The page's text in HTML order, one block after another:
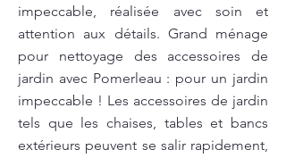
impeccable, réalisée avec soin et
attention aux détails. Grand ménage
pour nettoyage des accessoires de
jardin avec Pomerleau : pour un jardin
impeccable ! Les accessoires de jardin
tels que les chaises, tables et bancs
extérieurs peuvent se salir rapidement,